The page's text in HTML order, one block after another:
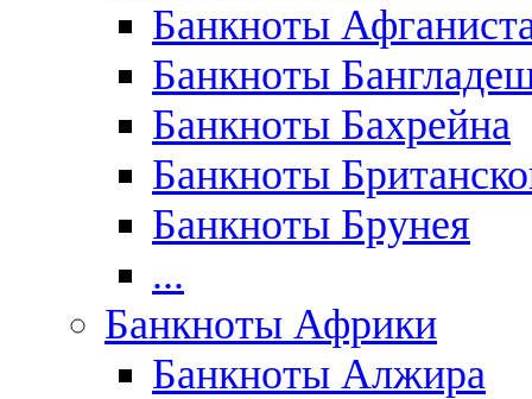
Банкноты
Банкноты
Банкноты Бахрейна
Банкноты
Банкноты Брунея
...
Банкноты Африки
Банкноты Алжира